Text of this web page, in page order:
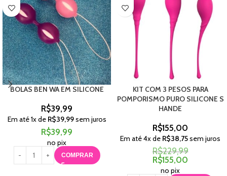
BOLAS BEN WA EM SILICONE
R$39,99
Em até1x de R$39,99sem juros
R$39,99
no pix
COMPRAR
KIT COM 3 PESOS PARA
POMPORISMO PURO SILICONE S
HANDE
R$155,00
Em até4x de R$38,75sem juros
R$229,99
R$155,00
no pix